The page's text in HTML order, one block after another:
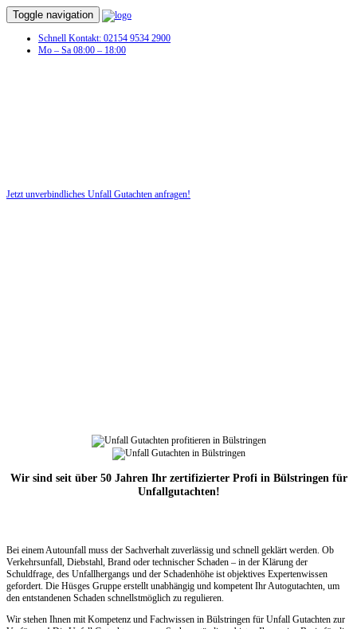
Toggle navigation
Schnell Kontakt: 02154 9534 2900
Mo – Sa 08:00 – 18:00
Jetzt unverbindliches Unfall Gutachten anfragen!
Wir sind seit über 50 Jahren Ihr zertifizierter Profi in Bülstringen für
Unfallgutachten!
Bei einem Autounfall muss der Sachverhalt zuverlässig und schnell geklärt werden. Ob
Verkehrsunfall, Diebstahl, Brand oder technischer Schaden – in der Klärung der
Schuldfrage, des Unfallhergangs und der Schadenhöhe ist objektives Expertenwissen
gefordert. Die Hüsges Gruppe erstellt unabhängig und kompetent Ihr Autogutachten, um
den entstandenen Schaden schnellstmöglich zu regulieren.
Wir stehen Ihnen mit Kompetenz und Fachwissen in Bülstringen für Unfall Gutachten zur